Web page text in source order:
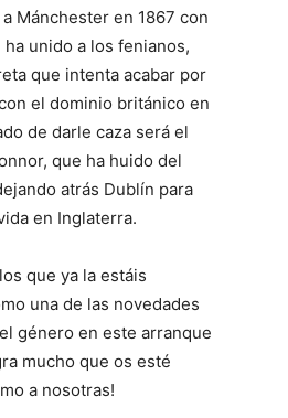
Mánchester en 1867 con
unido a los fenianos,
que intenta acabar por
el dominio británico en
de darle caza será el
que ha huido del
atrás Dublín para
en Inglaterra.
que ya la estáis
una de las novedades
género en este arranque
mucho que os esté
a nosotras!